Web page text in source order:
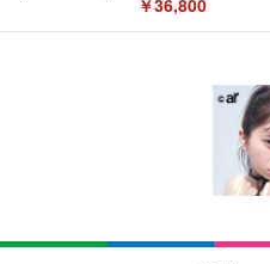
￥36,800
Bluetoothイヤホ
最大60時間再生
ースイヤホン 全
両耳 WEB会議/運
用iPhone/
Grithope イヤホ
EIZO ビジネス向
EV3240X-WT |
EIZO ビジネス向
【ミニPC 最強
8 PlusミニPCゲ
9 7940HS/
28GB DDR5拡張
nk・USB4.0×2 |
K 4画面対応
【法人向け・5年